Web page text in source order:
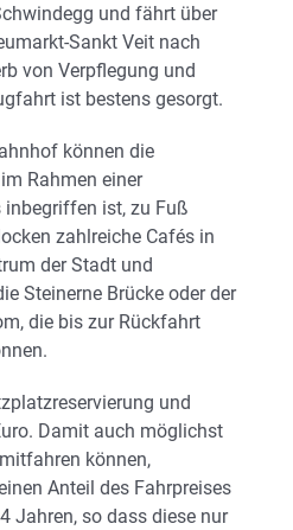
und fährt über
Sankt Veit nach
von Verpflegung und
ist bestens gesorgt.
können die
Rahmen einer
ist, zu Fuß
zahlreiche Cafés in
der Stadt und
Steinerne Brücke oder der
die bis zur Rückfahrt
und
Damit auch möglichst
können,
Anteil des Fahrpreises
Jahren, so dass diese nur